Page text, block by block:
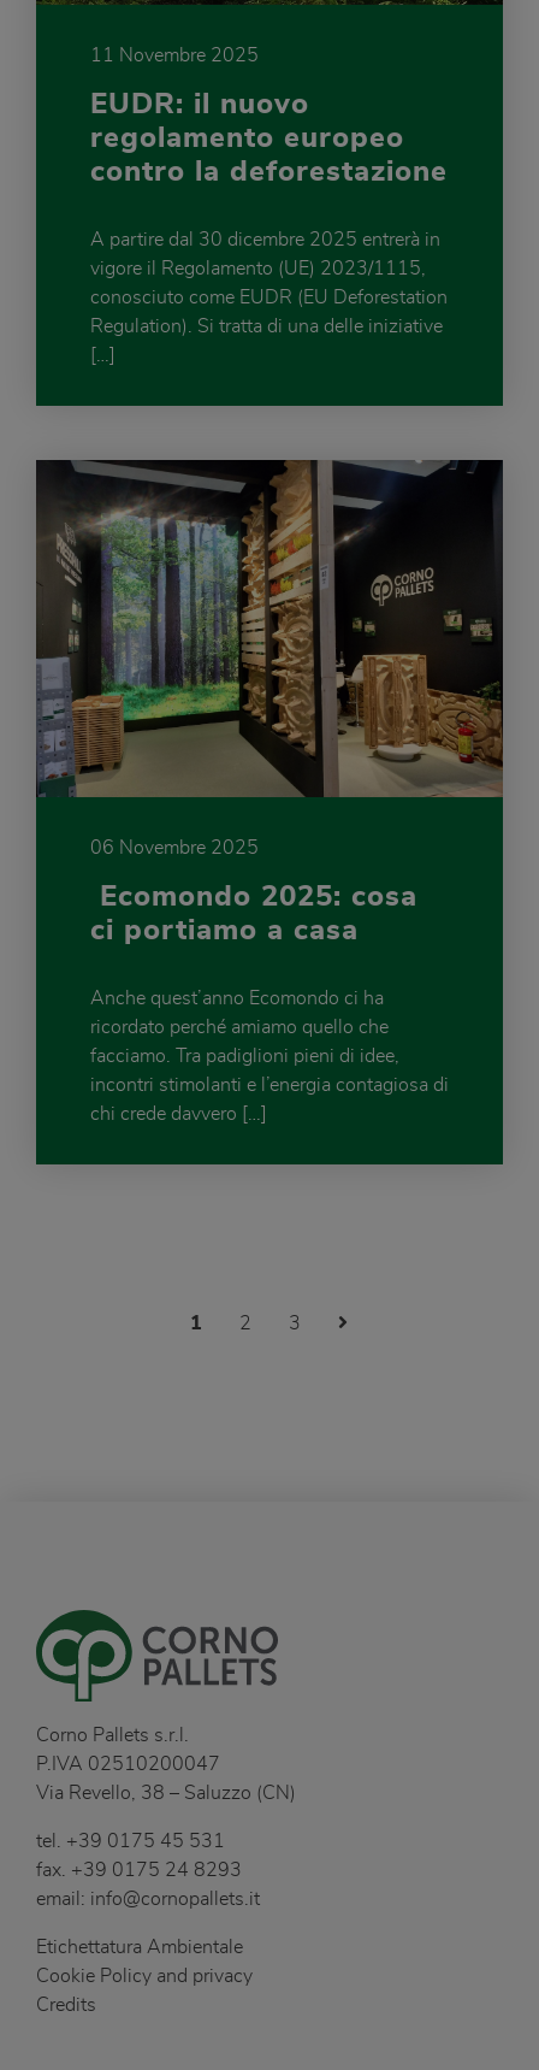
11 Novembre 2025
EUDR: il nuovo
regolamento europeo
contro la deforestazione
A partire dal 30 dicembre 2025 entrerà in
vigore il Regolamento (UE) 2023/1115,
conosciuto come EUDR (EU Deforestation
Regulation). Si tratta di una delle iniziative
06 Novembre 2025
Ecomondo 2025: cosa
ci portiamo a casa
Anche quest’anno Ecomondo ci ha
ricordato perché amiamo quello che
facciamo. Tra padiglioni pieni di idee,
incontri stimolanti e l’energia contagiosa di
chi crede davvero […]
1 2 3 Next Page
Corno Pallets s.r.l.
P.IVA 02510200047
Via Revello, 38 – Saluzzo (CN)
tel. +39 0175 45 531
fax. +39 0175 24 8293
email: info@cornopallets.it
Etichettatura Ambientale
Cookie Policy and privacy
Credits